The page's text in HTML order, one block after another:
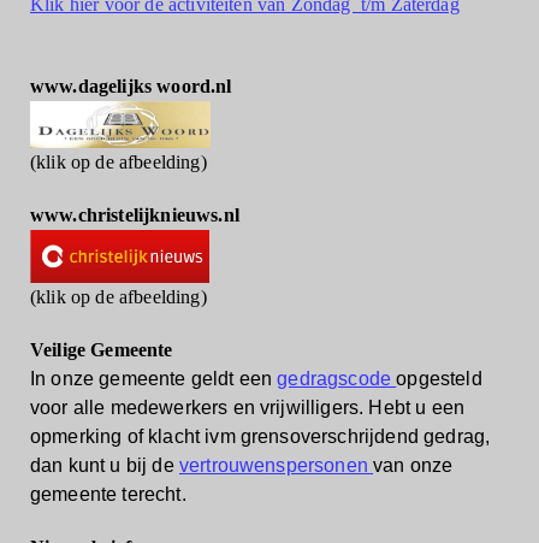
Klik hier voor de activiteiten van Zondag t/m Zaterdag
www.dagelijks woord.nl
(klik op de afbeelding)
www.christelijknieuws.nl
(klik op de afbeelding)
Veilige Gemeente
In onze gemeente geldt eengedragscodeopgesteld
voor alle medewerkers en vrijwilligers. Hebt u een
opmerking of klacht ivm grensoverschrijdend gedrag,
dan kunt u bij de vertrouwenspersonenvan onze
gemeente terecht.